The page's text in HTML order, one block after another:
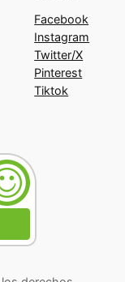
Facebook
Instagram
Twitter/X
Pinterest
Tiktok